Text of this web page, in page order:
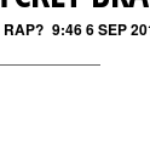
RAP? 9:46 6 SEP